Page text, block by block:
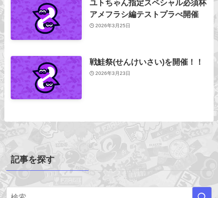
ユトちゃん指定スペシャル必須杯
アメフラシ編テストプラべ開催
2026年3月25日
戦鮭祭(せんけいさい)を開催！！
2026年3月23日
記事を探す